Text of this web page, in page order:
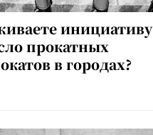
инициативу
прокатных
в городах?